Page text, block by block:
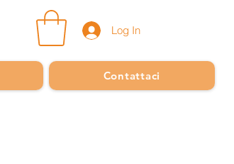
Log In
Contattaci